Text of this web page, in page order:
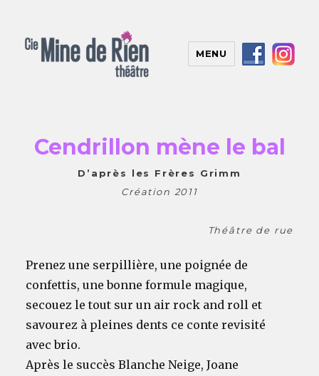
MENU
Cendrillon mène le bal
D’après les Frères Grimm
Création 2011
Théâtre de rue
Prenez une serpillière, une poignée de
confettis, une bonne formule magique,
secouez le tout sur un air rock and roll et
savourez à pleines dents ce conte revisité
avec brio.
Après le succès Blanche Neige, Joane